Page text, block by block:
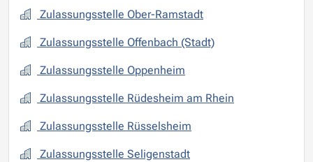
Zulassungsstelle Ober-Ramstadt
Zulassungsstelle Offenbach (Stadt)
Zulassungsstelle Oppenheim
Zulassungsstelle Rüdesheim am Rhein
Zulassungsstelle Rüsselsheim
Zulassungsstelle Seligenstadt